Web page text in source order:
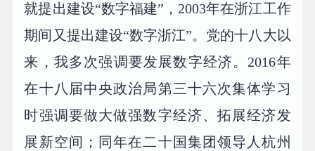
就提出建设“数字福建”，2003年在浙江工作
期间又提出建设“数字浙江”。党的十八大以
来，我多次强调要发展数字经济。2016年
在十八届中央政治局第三十六次集体学习
时强调要做大做强数字经济、拓展经济发
展新空间；同年在二十国集团领导人杭州